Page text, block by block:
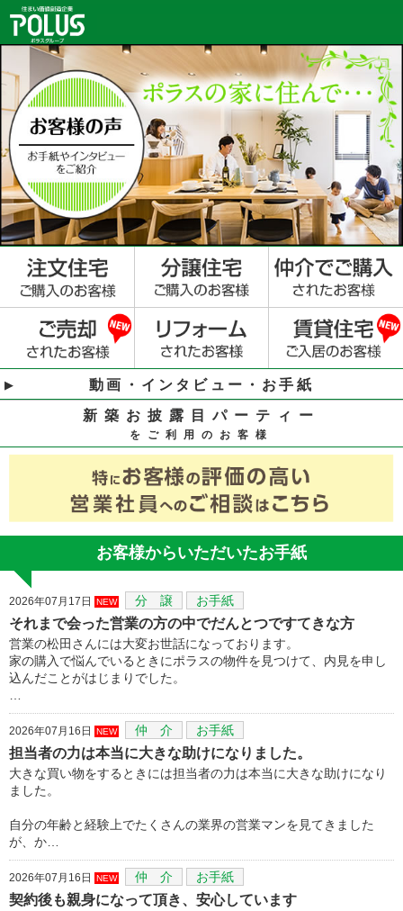
動画・インタビュー・お手紙
新築お披露目パーティー
をご利用のお客様
お客様からいただいたお手紙
2026年07月17日 NEW 分 譲 お手紙
それまで会った営業の方の中でだんとつですてきな方
営業の松田さんには大変お世話になっております。
家の購入で悩んでいるときにポラスの物件を見つけて、内見を申し
込んだことがはじまりでした。
2026年07月16日 NEW 仲 介 お手紙
担当者の力は本当に大きな助けになりました。
大きな買い物をするときには担当者の力は本当に大きな助けになり
ました。
自分の年齢と経験上でたくさんの業界の営業マンを見てきました
が、か…
2026年07月16日 NEW 仲 介 お手紙
契約後も親身になって頂き、安心しています